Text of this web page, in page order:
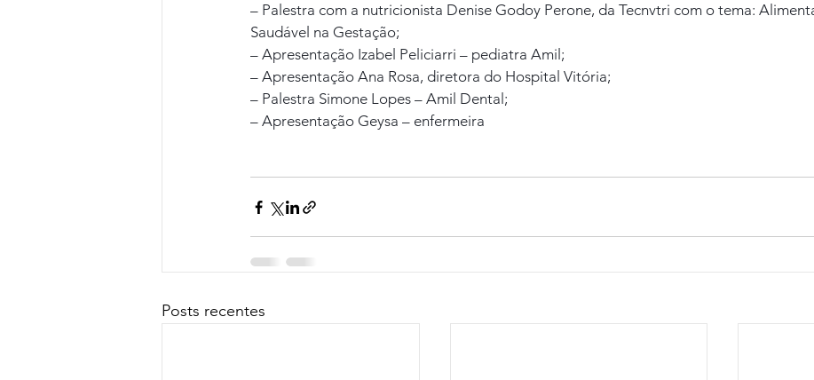
– Palestra com a nutricionista Denise Godoy Perone, da Tecnvtri com o tema:
Saudável na Gestação;
– Apresentação Izabel Peliciarri – pediatra Amil;
– Apresentação Ana Rosa, diretora do Hospital Vitória;
– Palestra Simone Lopes – Amil Dental;
– Apresentação Geysa – enfermeira
Posts recentes